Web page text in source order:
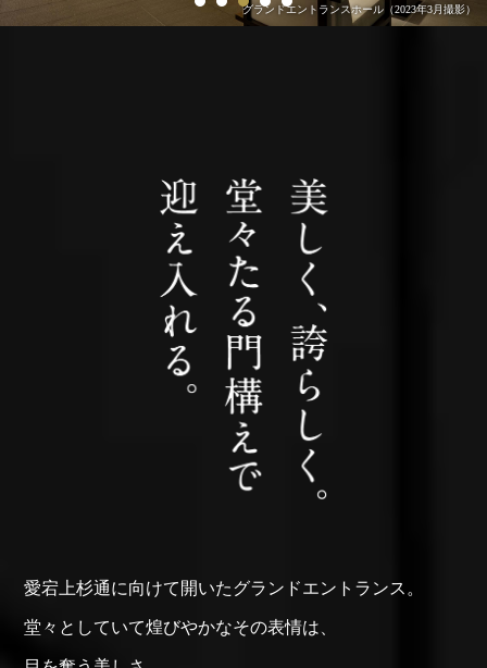
グランドエントランスホール（2023年3月撮影）
愛宕上杉通に向けて開いたグランドエントランス。
堂々としていて煌びやかなその表情は、